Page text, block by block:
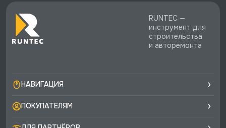
RUNTEC —
инструмент для
строительства
и авторемонта
НАВИГАЦИЯ
ПОКУПАТЕЛЯМ